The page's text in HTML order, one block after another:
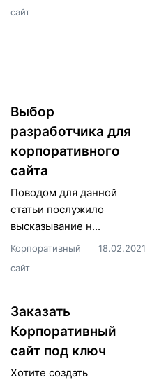
сайт
Выбор
разработчика для
корпоративного
сайта
Поводом для данной
статьи послужило
высказывание н...
Корпоративный
сайт
18.02.2021
Заказать
Корпоративный
сайт под ключ
Хотите создать